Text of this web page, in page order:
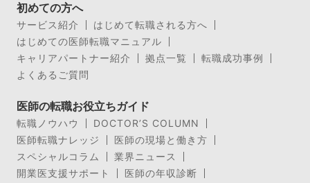
初めての方へ
サービス紹介
はじめて転職される方へ
はじめての医師転職マニュアル
キャリアパートナー紹介
拠点一覧
転職成功事例
よくあるご質問
医師の転職お役立ちガイド
転職ノウハウ
DOCTOR’S COLUMN
医師転職ナレッジ
医師の現場と働き方
スペシャルコラム
業界ニュース
開業医支援サポート
医師の年収診断